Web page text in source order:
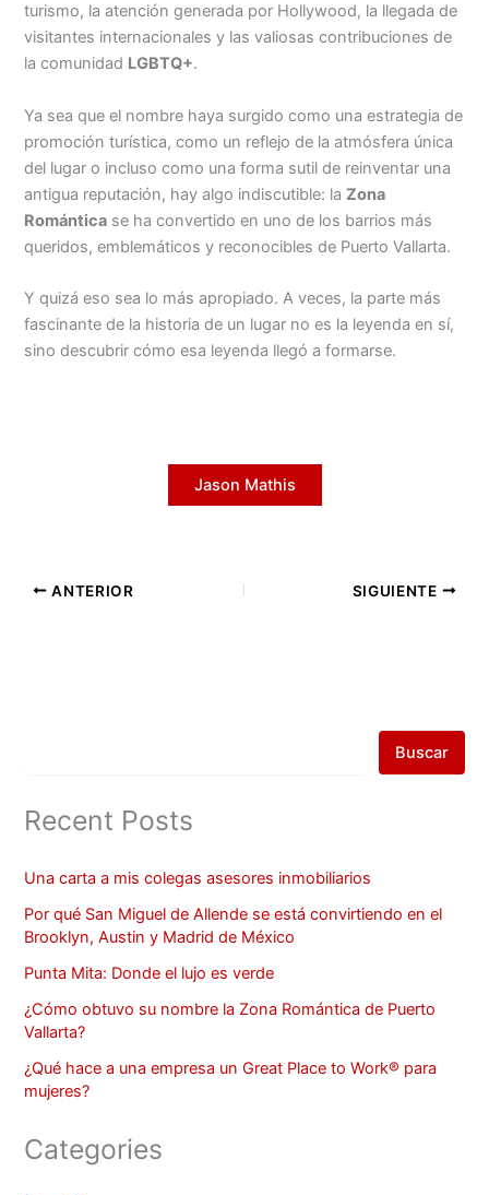
turismo, la atención generada por Hollywood, la llegada de
visitantes internacionales y las valiosas contribuciones de
la comunidad LGBTQ+.
Ya sea que el nombre haya surgido como una estrategia de
promoción turística, como un reflejo de la atmósfera única
del lugar o incluso como una forma sutil de reinventar una
antigua reputación, hay algo indiscutible: laZona
Romántica se ha convertido en uno de los barrios más
queridos, emblemáticos y reconocibles de Puerto Vallarta.
Y quizá eso sea lo más apropiado. A veces, la parte más
fascinante de la historia de un lugar no es la leyenda en sí,
sino descubrir cómo esa leyenda llegó a formarse.
Jason Mathis
ANTERIOR SIGUIENTE
Buscar
Recent Posts
Una carta a mis colegas asesores inmobiliarios
Por qué San Miguel de Allende se está convirtiendo en el
Brooklyn, Austin y Madrid de México
Punta Mita: Donde el lujo es verde
¿Cómo obtuvo su nombre la Zona Romántica de Puerto
Vallarta?
¿Qué hace a una empresa un Great Place to Work® para
mujeres?
Categories